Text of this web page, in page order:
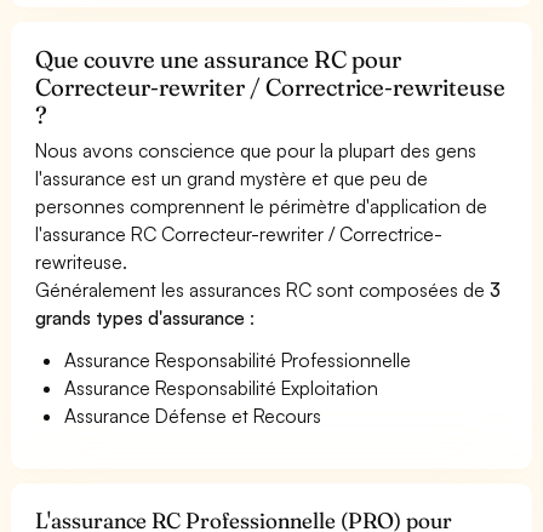
Que couvre une assurance RC pour
Correcteur-rewriter / Correctrice-rewriteuse
?
Nous avons conscience que pour la plupart des gens
l'assurance est un grand mystère et que peu de
personnes comprennent le périmètre d'application de
l'assurance RC Correcteur-rewriter / Correctrice-
rewriteuse.
Généralement les assurances RC sont composées de3
grands types d'assurance :
Assurance Responsabilité Professionnelle
Assurance Responsabilité Exploitation
Assurance Défense et Recours
L'assurance RC Professionnelle (PRO) pour